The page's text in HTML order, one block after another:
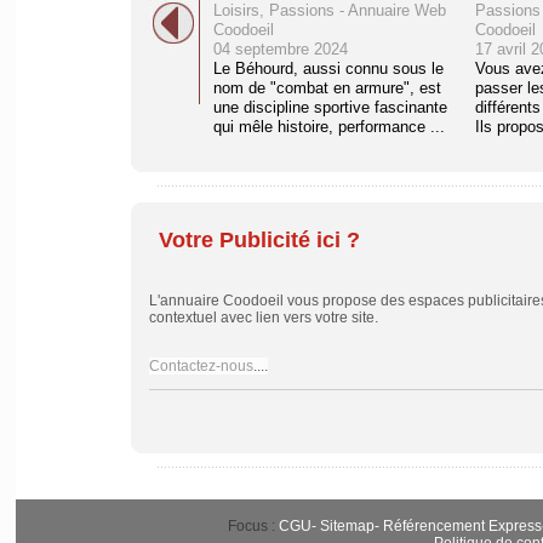
Loisirs, Passions - Annuaire Web
Coodoeil
04 septembre 2024
Le Béhourd, aussi connu sous le
nom de "combat en armure", est
une discipline sportive fascinante
qui mêle histoire, performance ...
Coodoeil
17 avril
Vous
passer
Ils
Votre Publicité ici ?
L'annuaire Coodoeil vous propose des espaces
contextuel avec lien vers votre site.
Contactez-nous....
Focus : CGU- Sitemap- Référencement Express